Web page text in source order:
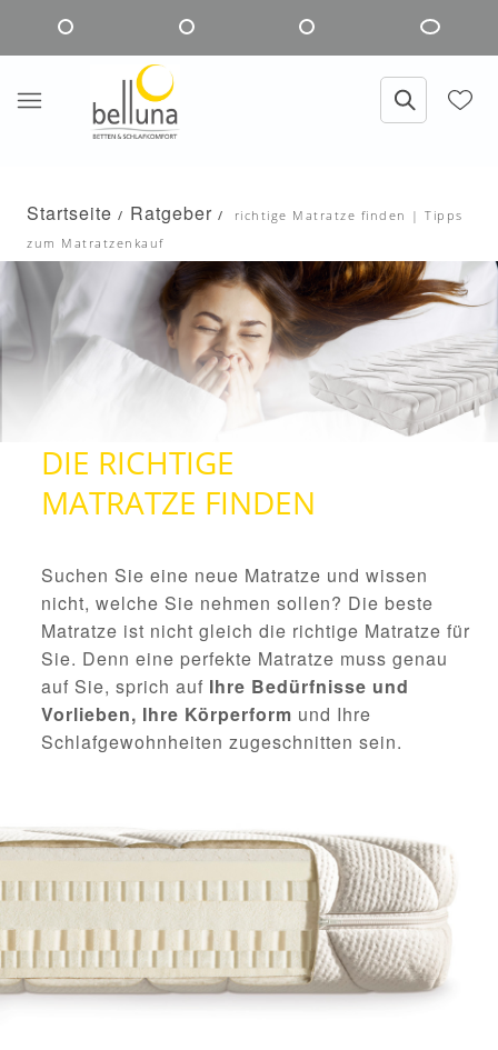
Startseite Ratgeber
richtige Matratze finden | Tipps
zum Matratzenkauf
DIE RICHTIGE
MATRATZE FINDEN
Suchen Sie eine neue Matratze und wissen
nicht, welche Sie nehmen sollen? Die beste
Matratze ist nicht gleich die richtige Matratze für
Sie. Denn eine perfekte Matratze muss genau
auf Sie, sprich auf Ihre Bedürfnisse und
Vorlieben, Ihre Körperform und Ihre
Schlafgewohnheiten zugeschnitten sein.